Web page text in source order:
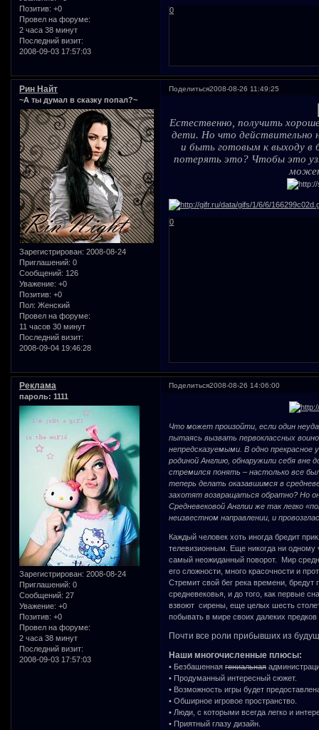
Позитив: +0
Провел на форуме:
2 часа 38 минут
Последний визит:
2008-09-03 17:57:03
0
Поделиться2008-08-26 11:49:25
Рин Найт
~А ты думал в сказку попал?~
Зарегистрирован: 2008-08-24
Приглашений: 0
Сообщений: 126
Уважение: +0
Позитив: +0
Пол: Женский
Провел на форуме:
11 часов 30 минут
Последний визит:
2008-09-04 19:46:28
Естественно, получить
дети. Но что действительно
и быть готовым к выходу в
потерять это? Чтобы это
0
Поделиться2008-08-26 14:06:00
Реклама
пароль: 1111
Зарегистрирован: 2008-08-24
Приглашений: 0
Сообщений: 27
Уважение: +0
Позитив: +0
Провел на форуме:
2 часа 38 минут
Последний визит:
2008-09-03 17:57:03
Что может произойти, если один
пытаясь вызвать первоклассных
непредсказуемыми. В одно
родиной Англию, обнаружили себя вне
стремился понять – настолько все
теперь делать оказавшимся в
захотят возвращаться обратно? Но
Средневековой Англии же так легко
неизвестном направлении, и
Каждый человек хоть иногда бредит
телевизионным. Еще никогда ни одному
самый неожиданный поворот. Мир
его сложности, много красочности и
Стремит свой бег река времени,
средневековья, и до того, как первые
взвоют сирены, еще целых шесть
побывать в мире своих далеких
Почти все роли прибывших из
Наши многочисленные плюсы:
• Безбашеннаягениальная
• Продуманный интересный сюжет.
• Возможность игры будет
• Обширное игровое пространство.
• Люди, с которыми всегда легко и
• Приятный глазу дизайн.